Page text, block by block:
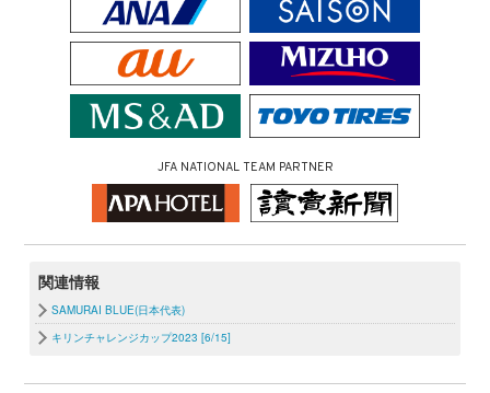
JFA NATIONAL TEAM PARTNER
関連情報
SAMURAI BLUE(日本代表)
キリンチャレンジカップ2023 [6/15]